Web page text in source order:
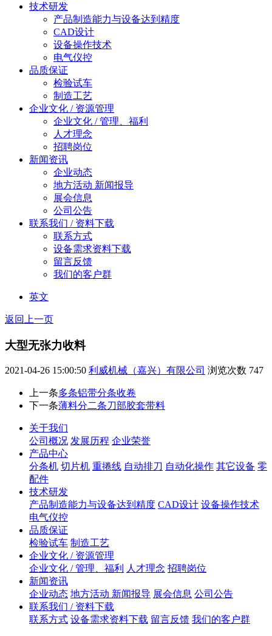
技术研发
产品制造能力与设备达到精度
CAD设计
设备操作技术
电气仪控
品质保证
检验试车
制造工艺
企业文化 / 资源管理
企业文化 / 管理、福利
人才理念
招聘岗位
新闻资讯
企业动态
地方活动 新闻报导
展会信息
公司公告
联系我们 / 资料下载
联系方式
设备需求资料下载
留言反馈
我们的客户群
英文
返回上一页
大型无张力收料
2021-04-26 15:00:50 利威机械（嘉兴）有限公司 浏览次数 747
上一条多条铝带分条收卷
下一条薄料分二条刀部胶套带料
关于我们
公司概况 发展历程 企业荣誉
产品中心
分条机 切片机 重捲线 自动排刀 自动化操作 其它设备 零
配件
技术研发
产品制造能力与设备达到精度 CAD设计 设备操作技术
电气仪控
品质保证
检验试车 制造工艺
企业文化 / 资源管理
企业文化 / 管理、福利
人才理念 招聘岗位
新闻资讯
企业动态 地方活动 新闻报导 展会信息 公司公告
联系我们 / 资料下载
联系方式 设备需求资料下载 留言反馈 我们的客户群